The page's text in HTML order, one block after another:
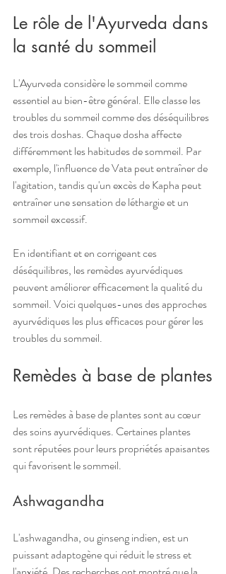
Le rôle de l'Ayurveda dans
la santé du sommeil
L'Ayurveda considère le sommeil comme
essentiel au bien-être général. Elle classe les
troubles du sommeil comme des déséquilibres
des trois doshas. Chaque dosha affecte
différemment les habitudes de sommeil. Par
exemple, l'influence de Vata peut entraîner de
l'agitation, tandis qu'un excès de Kapha peut
entraîner une sensation de léthargie et un
sommeil excessif.
En identifiant et en corrigeant ces
déséquilibres, les remèdes ayurvédiques
peuvent améliorer efficacement la qualité du
sommeil. Voici quelques-unes des approches
ayurvédiques les plus efficaces pour gérer les
troubles du sommeil.
Remèdes à base de plantes
Les remèdes à base de plantes sont au cœur
des soins ayurvédiques. Certaines plantes
sont réputées pour leurs propriétés apaisantes
qui favorisent le sommeil.
Ashwagandha
L'ashwagandha, ou ginseng indien, est un
puissant adaptogène qui réduit le stress et